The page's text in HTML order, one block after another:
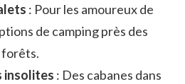
: Pour les amoureux de
de camping près des
forêts.
insolites : Des cabanes dans